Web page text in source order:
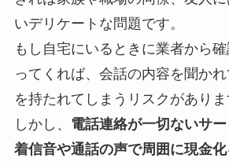
いデリケートな問題です。
もし自宅にいるときに業者から
ってくれば、会話の内容を聞か
を持たれてしまうリスクがありま
しかし、 電話連絡が一切ないサー
着信音や通話の声で周囲に現金